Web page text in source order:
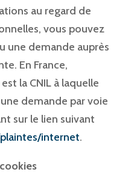
au regard de
vous pouvez
une demande auprès
En France,
la CNIL à laquelle
demande par voie
sur le lien suivant
internet.